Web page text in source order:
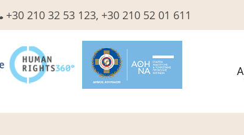
+30 210 32 53 123, +30 210 52 01 611